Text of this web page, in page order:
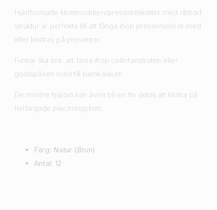
Hjärtformade klistermärken/presentetiketter med ribbad
struktur är perfekta till att fånga ihop presentsnöret med
eller klistras på presenter.
Funkar lika bra att fästa ihop cellofanstruten eller
godispåsen med till barnkalaset.
De mindre hjärtan kan även bli en fin detalj att klistra på
helfärgade placeringskort.
Färg: Natur (Brun)
Antal: 12